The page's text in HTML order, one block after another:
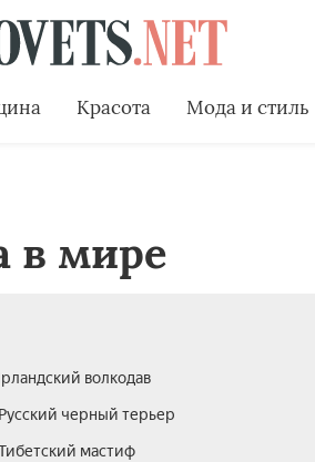
Красота Мода и стиль
в мире
волкодав
черный терьер
мастиф